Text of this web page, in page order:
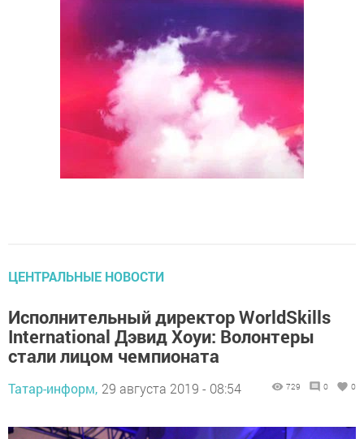
ЦЕНТРАЛЬНЫЕ НОВОСТИ
Исполнительный директор WorldSkills
International Дэвид Хоуи: Волонтеры
стали лицом чемпионата
Татар-информ, 29 августа 2019 - 08:54 729 0 0